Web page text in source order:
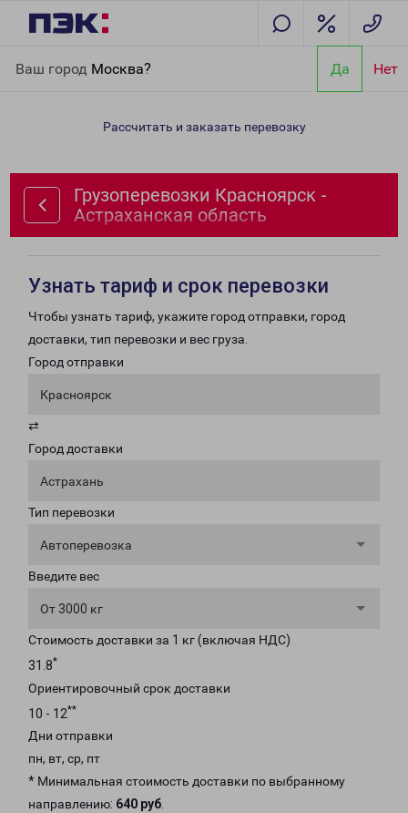
Ваш город Москва? Да Нет
Астраханская область
Рассчитать и заказать перевозку
Грузоперевозки Красноярск -
Астраханская область
Узнать тариф и срок перевозки
Чтобы узнать тариф, укажите город отправки, город
доставки, тип перевозки и вес груза.
Город отправки
Красноярск
⇄
Город доставки
Астрахань
Тип перевозки
Автоперевозка
Введите вес
От 3000 кг
Стоимость доставки за 1 кг (включая НДС)
31.8*
Ориентировочный срок доставки
10 - 12**
Дни отправки
пн, вт, ср, пт
* Минимальная стоимость доставки по выбранному
направлению: 640 руб.